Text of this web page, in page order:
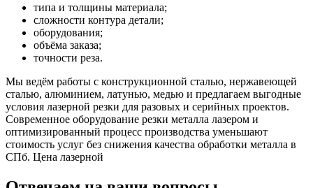
типа и толщины материала;
сложности контура детали;
оборудования;
объёма заказа;
точности реза.
Мы ведём работы с конструкционной сталью, нержавеющей
сталью, алюминием, латунью, медью и предлагаем выгодные
условия лазерной резки для разовых и серийных проектов.
Современное оборудование резки металла лазером и
оптимизированный процесс производства уменьшают
стоимость услуг без снижения качества обработки металла в
СПб. Цена лазерной